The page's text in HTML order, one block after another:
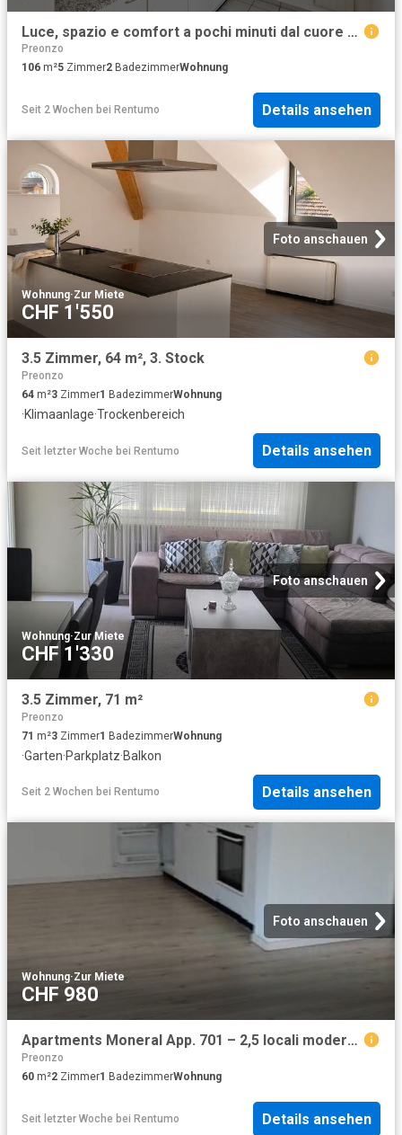
Luce, spazio e comfort a pochi minuti dal cuore di Bellinzona
Preonzo
106 m²5 Zimmer2 BadezimmerWohnung
Seit 2 Wochen bei Rentumo Details ansehen
Foto anschauen
Wohnung·Zur Miete
CHF 1'550
3.5 Zimmer, 64 m², 3. Stock
Preonzo
64 m²3 Zimmer1 BadezimmerWohnung
·Klimaanlage·Trockenbereich
Seit letzter Woche bei Rentumo Details ansehen
Foto anschauen
Wohnung·Zur Miete
CHF 1'330
3.5 Zimmer, 71 m²
Preonzo
71 m²3 Zimmer1 BadezimmerWohnung
·Garten·Parkplatz·Balkon
Seit 2 Wochen bei Rentumo Details ansehen
Foto anschauen
Wohnung·Zur Miete
CHF 980
Apartments Moneral App. 701 – 2,5 locali moderno
Preonzo
60 m²2 Zimmer1 BadezimmerWohnung
Seit letzter Woche bei Rentumo Details ansehen